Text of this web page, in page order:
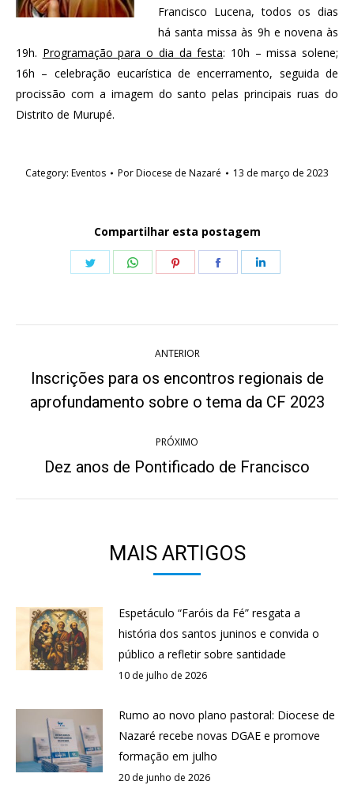
Francisco Lucena, todos os dias
há santa missa às 9h e novena às
19h. Programação para o dia da festa: 10h – missa solene;
16h – celebração eucarística de encerramento, seguida de
procissão com a imagem do santo pelas principais ruas do
Distrito de Murupé.
Category: Eventos PorDiocese de Nazaré 13 de março de 2023
Compartilhar esta postagem
Share
Share
Share
Share
de
post:
ANTERIOR
Post
anterior:
Inscrições para os encontros regionais de
aprofundamento sobre o tema da CF 2023
PRÓXIMO
Próximo
Dez anos de Pontificado de Francisco
MAIS ARTIGOS
Espetáculo “Faróis da Fé” resgata a
história dos santos juninos e convida o
público a refletir sobre santidade
10 de julho de 2026
Rumo ao novo plano pastoral: Diocese de
Nazaré recebe novas DGAE e promove
formação em julho
20 de junho de 2026